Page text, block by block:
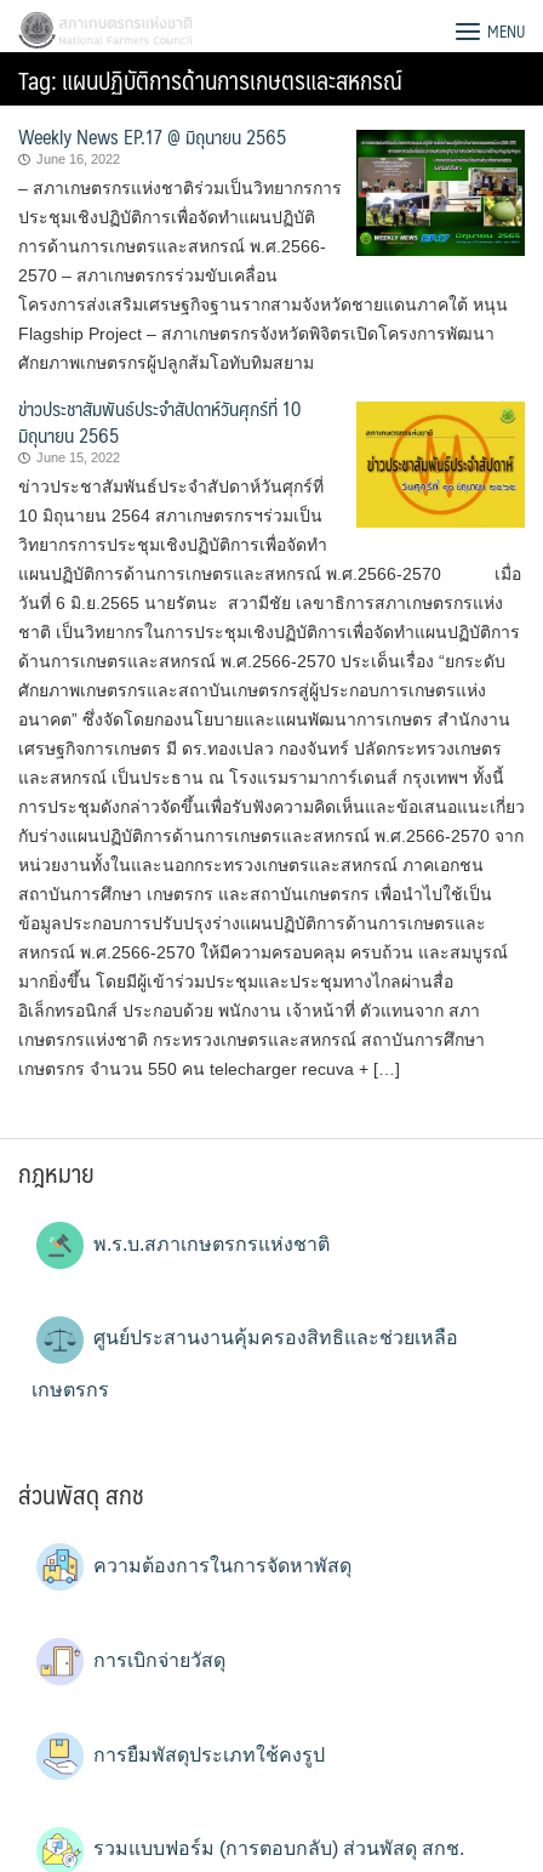
Skip
content
Search
for:
สภาเกษตรกรแห่งชาติ MENU
Tag:แผนปฏิบัติการด้านการเกษตรและสหกรณ์
Weekly News EP.17 @ มิถุนายน 2565
June 16, 2022
– สภาเกษตรกรแห่งชาติร่วมเป็นวิทยากรการ
ประชุมเชิงปฏิบัติการเพื่อจัดทำแผนปฏิบัติ
การด้านการเกษตรและสหกรณ์ พ.ศ.2566-
2570 – สภาเกษตรกรร่วมขับเคลื่อน
โครงการส่งเสริมเศรษฐกิจฐานรากสามจังหวัดชายแดนภาคใต้ หนุน
Flagship Project – สภาเกษตรกรจังหวัดพิจิตรเปิดโครงการพัฒนา
ศักยภาพเกษตรกรผู้ปลูกส้มโอทับทิมสยาม
ข่าวประชาสัมพันธ์ประจำสัปดาห์วันศุกร์ที่ 10
มิถุนายน 2565
June 15, 2022
ข่าวประชาสัมพันธ์ประจำสัปดาห์วันศุกร์ที่
10 มิถุนายน 2564 สภาเกษตรกรฯร่วมเป็น
วิทยากรการประชุมเชิงปฏิบัติการเพื่อจัดทำ
แผนปฏิบัติการด้านการเกษตรและสหกรณ์ พ.ศ.2566-2570 เมื่อ
วันที่ 6 มิ.ย.2565 นายรัตนะ สวามีชัย เลขาธิการสภาเกษตรกรแห่ง
ชาติ เป็นวิทยากรในการประชุมเชิงปฏิบัติการเพื่อจัดทำแผนปฏิบัติการ
ด้านการเกษตรและสหกรณ์ พ.ศ.2566-2570 ประเด็นเรื่อง “ยกระดับ
ศักยภาพเกษตรกรและสถาบันเกษตรกรสู่ผู้ประกอบการเกษตรแห่ง
อนาคต” ซึ่งจัดโดยกองนโยบายและแผนพัฒนาการเกษตร สำนักงาน
เศรษฐกิจการเกษตร มี ดร.ทองเปลว กองจันทร์ ปลัดกระทรวงเกษตร
และสหกรณ์ เป็นประธาน ณ โรงแรมรามาการ์เดนส์ กรุงเทพฯ ทั้งนี้
การประชุมดังกล่าวจัดขึ้นเพื่อรับฟังความคิดเห็นและข้อเสนอแนะเกี่ยว
กับร่างแผนปฏิบัติการด้านการเกษตรและสหกรณ์ พ.ศ.2566-2570 จาก
หน่วยงานทั้งในและนอกกระทรวงเกษตรและสหกรณ์ ภาคเอกชน
สถาบันการศึกษา เกษตรกร และสถาบันเกษตรกร เพื่อนำไปใช้เป็น
ข้อมูลประกอบการปรับปรุงร่างแผนปฏิบัติการด้านการเกษตรและ
สหกรณ์ พ.ศ.2566-2570 ให้มีความครอบคลุม ครบถ้วน และสมบูรณ์
มากยิ่งขึ้น โดยมีผู้เข้าร่วมประชุมและประชุมทางไกลผ่านสื่อ
อิเล็กทรอนิกส์ ประกอบด้วย พนักงาน เจ้าหน้าที่ ตัวแทนจาก สภา
เกษตรกรแห่งชาติ กระทรวงเกษตรและสหกรณ์ สถาบันการศึกษา
เกษตรกร จำนวน 550 คน telecharger recuva + […]
กฎหมาย
พ.ร.บ.สภาเกษตรกรแห่งชาติ
ศูนย์ประสานงานคุ้มครองสิทธิและช่วยเหลือ
เกษตรกร
ส่วนพัสดุ สกช
ความต้องการในการจัดหาพัสดุ
การเบิกจ่ายวัสดุ
การยืมพัสดุประเภทใช้คงรูป
รวมแบบฟอร์ม (การตอบกลับ) ส่วนพัสดุ สกช.